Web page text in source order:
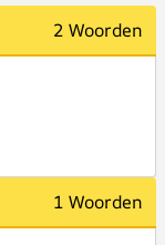
2 Woorden
1 Woorden